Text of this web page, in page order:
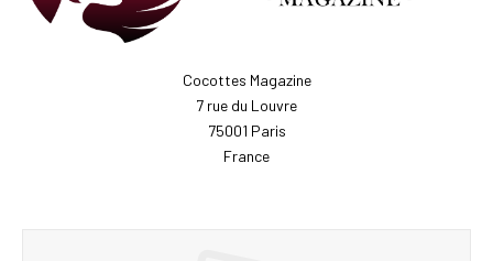
Cocottes Magazine
7 rue du Louvre
75001 Paris
France